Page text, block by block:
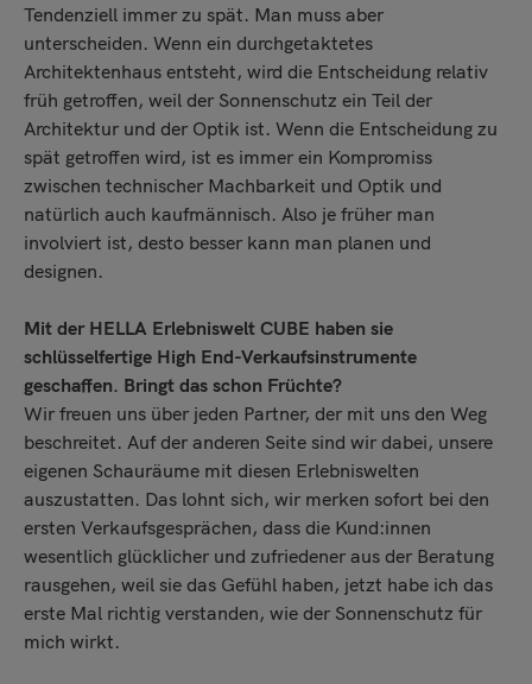
Tendenziell immer zu spät. Man muss aber
unterscheiden. Wenn ein durchgetaktetes
Architektenhaus entsteht, wird die Entscheidung relativ
früh getroffen, weil der Sonnenschutz ein Teil der
Architektur und der Optik ist. Wenn die Entscheidung zu
spät getroffen wird, ist es immer ein Kompromiss
zwischen technischer Machbarkeit und Optik und
natürlich auch kaufmännisch. Also je früher man
involviert ist, desto besser kann man planen und
designen.
Mit der HELLA Erlebniswelt CUBE haben sie
schlüsselfertige High End-Verkaufsinstrumente
geschaffen. Bringt das schon Früchte?
Wir freuen uns über jeden Partner, der mit uns den Weg
beschreitet. Auf der anderen Seite sind wir dabei, unsere
eigenen Schauräume mit diesen Erlebniswelten
auszustatten. Das lohnt sich, wir merken sofort bei den
ersten Verkaufsgesprächen, dass die Kund:innen
wesentlich glücklicher und zufriedener aus der Beratung
rausgehen, weil sie das Gefühl haben, jetzt habe ich das
erste Mal richtig verstanden, wie der Sonnenschutz für
mich wirkt.